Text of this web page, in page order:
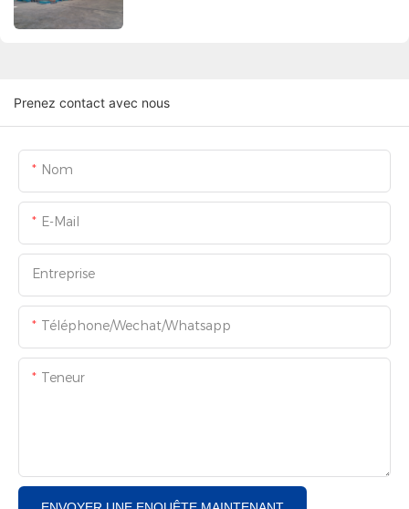
Prenez contact avec nous
Nom
E-Mail
Entreprise
Téléphone/Wechat/Whatsapp
Teneur